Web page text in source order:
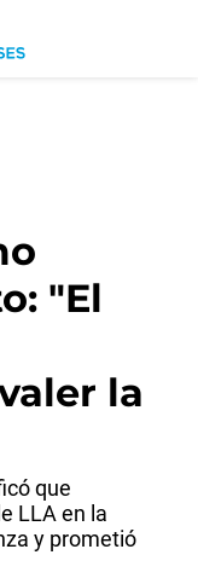
"El
la
que
LLA en la
y prometió